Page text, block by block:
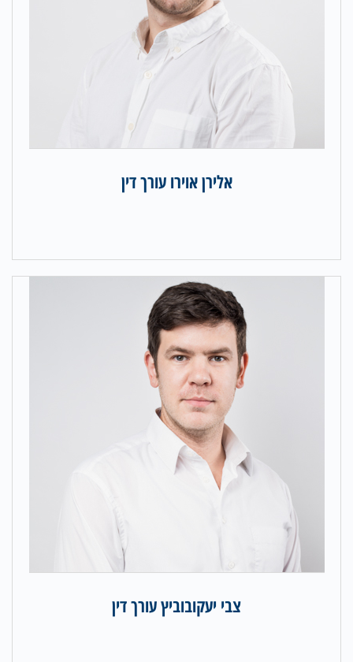
אלירן אוירו עורך דין
צבי יעקובוביץ עורך דין